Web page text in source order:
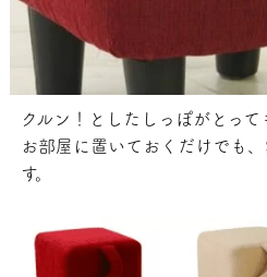
クルン！としたしっぽがとって
お部屋に置いておくだけでも
す。